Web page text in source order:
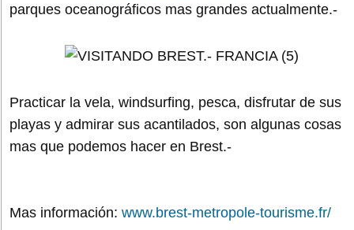
parques oceanográficos mas grandes actualmente.-
Practicar la vela, windsurfing, pesca, disfrutar de sus
playas y admirar sus acantilados, son algunas cosas
mas que podemos hacer en Brest.-
Mas información: www.brest-metropole-tourisme.fr/